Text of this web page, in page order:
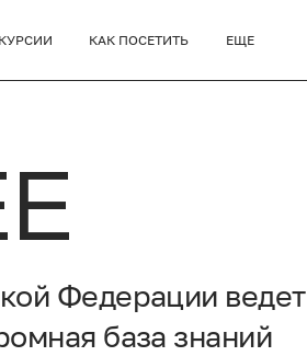
КАК ПОСЕТИТЬ ЕЩЕ
Федерации ведет
база знаний